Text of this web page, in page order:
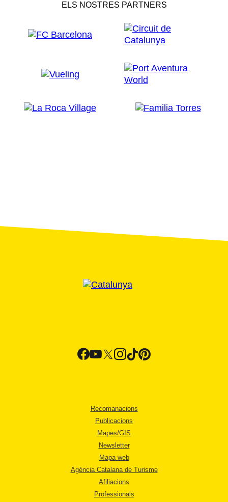
ELS NOSTRES PARTNERS
Recomanacions
Publicacions
Mapes/GIS
Newsletter
Mapa web
Agència Catalana de Turisme
Afiliacions
Professionals